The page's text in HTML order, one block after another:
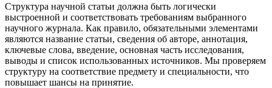
Структура научной статьи должна быть логически
выстроенной и соответствовать требованиям выбранного
научного журнала. Как правило, обязательными элементами
являются название статьи, сведения об авторе, аннотация,
ключевые слова, введение, основная часть исследования,
выводы и список использованных источников. Мы проверяем
структуру на соответствие предмету и специальности, что
повышает шансы на принятие.